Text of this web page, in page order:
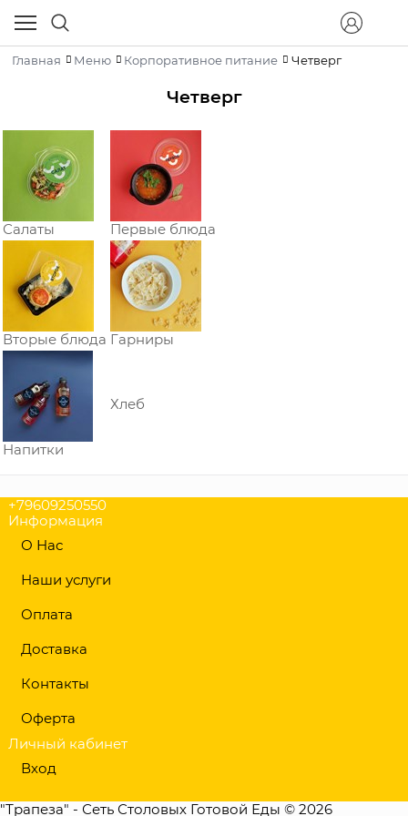
Главная Меню Корпоративное питание Четверг
Четверг
Салаты Первые блюда
Вторые блюда Гарниры
Напитки
Хлеб
+79609250550
Информация
О Нас
Наши услуги
Оплата
Доставка
Контакты
Оферта
Личный кабинет
Вход
"Трапеза" - Сеть Столовых Готовой Еды © 2026